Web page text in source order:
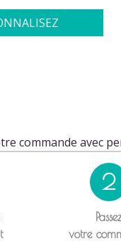
commande avec
2
Passez
votre